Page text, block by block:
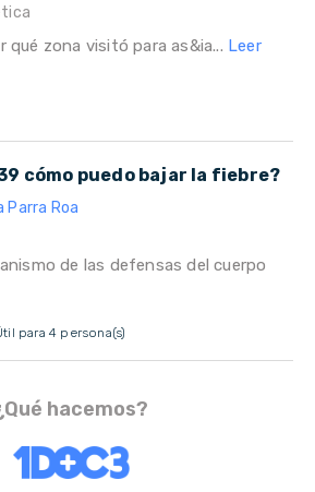
qué zona visitó para as&ia... Leer
cómo puedo bajar la fiebre?
Parra Roa
de las defensas del cuerpo
para 4 persona(s)
hacemos?